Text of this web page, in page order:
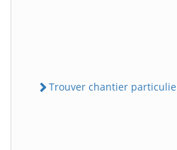
Trouver chantier